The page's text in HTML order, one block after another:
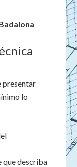
presentar
lo
describa